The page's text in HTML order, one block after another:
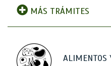
MÁS TRÁMITES
ALIMENTOS